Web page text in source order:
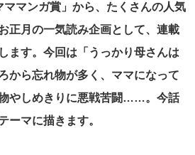
ママンガ賞」から、たくさんの人気
正月の一気読み企画として、連載
ます。今回は「うっかり母さんは
から忘れ物が多く、ママになって
やしめきりに悪戦苦闘……。今話
ーマに描きます。